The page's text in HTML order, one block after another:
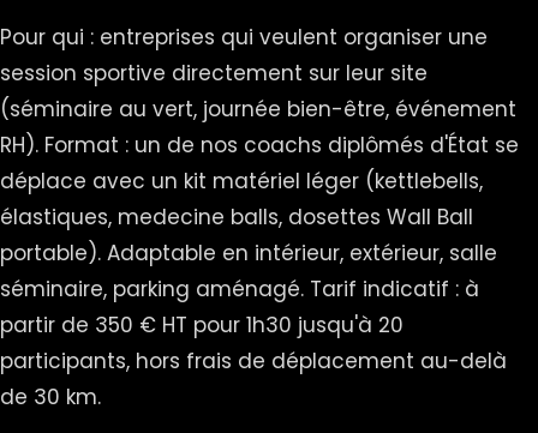
Pour qui : entreprises qui veulent organiser une
session sportive directement sur leur site
(séminaire au vert, journée bien-être, événement
RH). Format : un de nos coachs diplômés d'État se
déplace avec un kit matériel léger (kettlebells,
élastiques, medecine balls, dosettes Wall Ball
portable). Adaptable en intérieur, extérieur, salle
séminaire, parking aménagé. Tarif indicatif : à
partir de 350 € HT pour 1h30 jusqu'à 20
participants, hors frais de déplacement au-delà
de 30 km.